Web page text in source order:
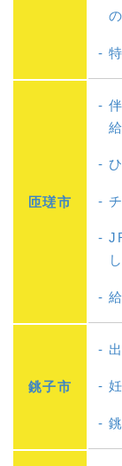
匝瑳市
銚子市